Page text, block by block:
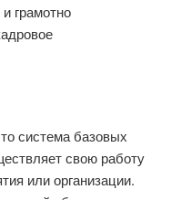
грамотно
система базовых
свою работу
или организации.